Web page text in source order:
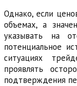
Однако, если
объемах, а
указывать на
потенциальное
ситуациях
проявлять
подтверждения